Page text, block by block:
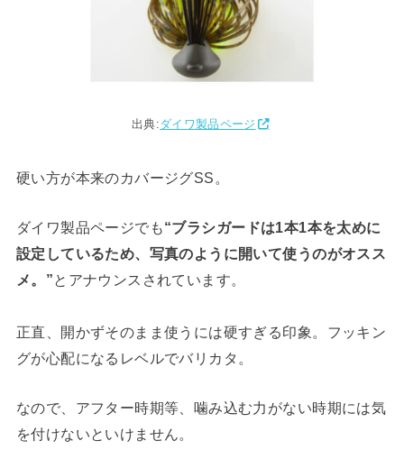
出典:ダイワ製品ページ
硬い方が本来のカバージグSS。
ダイワ製品ページでも“ブラシガードは1本1本を太めに
設定しているため、写真のように開いて使うのがオスス
メ。”とアナウンスされています。
正直、開かずそのまま使うには硬すぎる印象。フッキン
グが心配になるレベルでバリカタ。
なので、アフター時期等、噛み込む力がない時期には気
を付けないといけません。